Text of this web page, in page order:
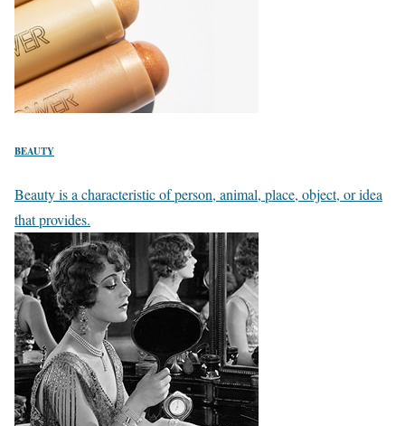
BEAUTY
Beauty is a characteristic of person, animal, place, object, or idea
that provides.